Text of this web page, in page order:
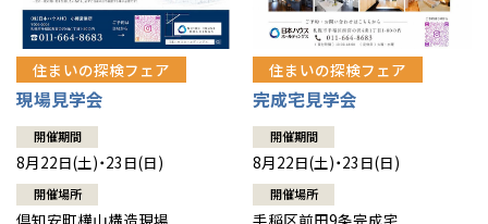
住まいの探検フェア
現場見学会
開催期間
8月22日(土)・23日(日)
開催場所
倶知安町樺山構造現場
住まいの探検フェア
完成宅見学会
開催期間
8月22日(土)・23日(日)
開催場所
手稲区前田9条完成宅
道央
道北
道南
道東
青森
秋田
岩手
山形
甲信越・北陸
新潟
山梨
長野
関東
東京
神奈川
東海
愛知
近畿
道央
苫小牧千歳
小樽
道北
道南
道東
青森県
八戸
青森
秋田県
秋田
岩手県
山形県
甲信越・北陸
新潟県
長岡
山梨県
長野県
関東
東京都
神奈川県
東海
愛知県
近畿